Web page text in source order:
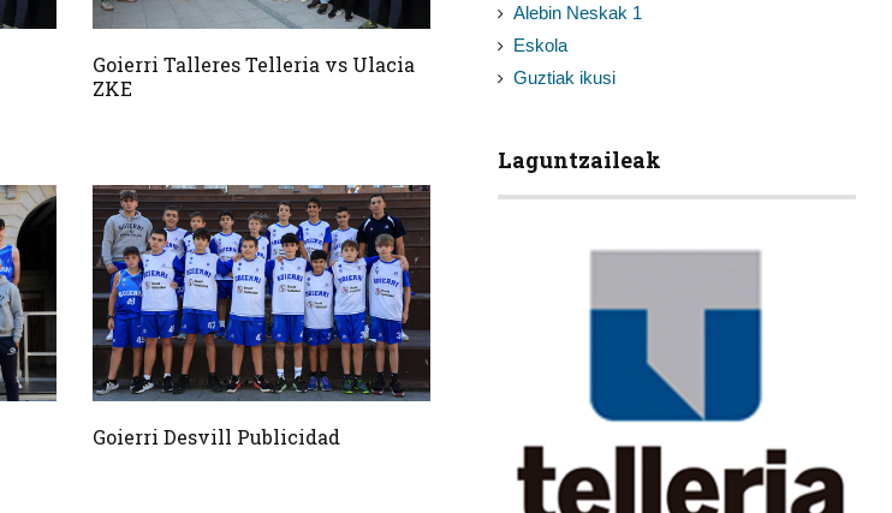
Goierri Talleres Telleria vs Ulacia
ZKE
Goierri Desvill Publicidad
Alebin Neskak 1
Eskola
Guztiak ikusi
Laguntzaileak